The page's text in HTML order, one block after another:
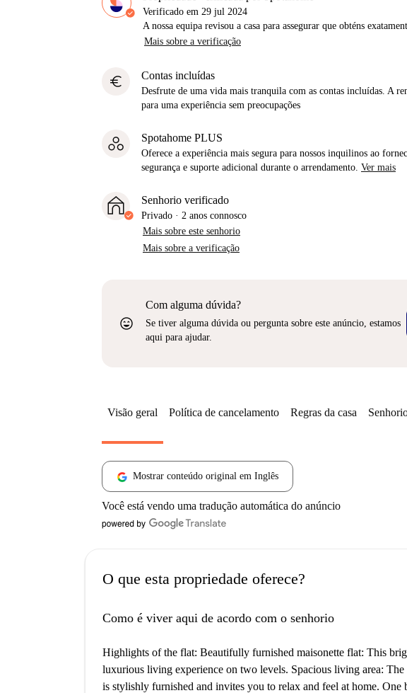
Verificado em 29 jul 2024
A nossa equipa revisou a casa para assegurar que obténs
Mais sobre a verificação
euro Contas incluídas
Desfrute de uma vida mais tranquila com as contas incluídas. A
para uma experiência sem preocupações
Spotahome PLUS
Oferece a experiência mais segura para nossos inquilinos ao
segurança e suporte adicional durante o arrendamento. Ver mais
Senhorio verificado
Privado · 2 anos connosco
Mais sobre este senhorio
Mais sobre a verificação
sentiment_very_satisfied
Com alguma dúvida?
Se tiver alguma dúvida ou pergunta sobre este anúncio, estamos
aqui para ajudar.
Visão geral Política de cancelamento Regras da casa
Mostrar conteúdo original em Inglês
Você está vendo uma tradução automática do anúncio
O que esta propriedade oferece?
Como é viver aqui de acordo com o senhorio
Highlights of the flat: Beautifully furnished maisonette flat: This
luxurious living experience on two levels. Spacious living area:
is stylishly furnished and invites you to relax and feel at home. One